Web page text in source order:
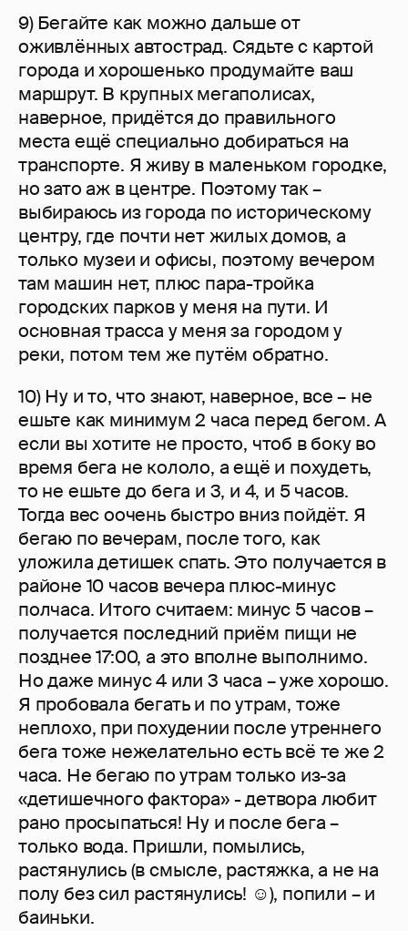
9) Бегайте как можно дальше от
оживлённых автострад. Сядьте с картой
города и хорошенько продумайте ваш
маршрут. В крупных мегаполисах,
наверное, придётся до правильного
места ещё специально добираться на
транспорте. Я живу в маленьком городке,
но зато аж в центре. Поэтому так –
выбираюсь из города по историческому
центру, где почти нет жилых домов, а
только музеи и офисы, поэтому вечером
там машин нет, плюс пара-тройка
городских парков у меня на пути. И
основная трасса у меня за городом у
реки, потом тем же путём обратно.
10) Ну и то, что знают, наверное, все – не
ешьте как минимум 2 часа перед бегом. А
если вы хотите не просто, чтоб в боку во
время бега не кололо, а ещё и похудеть,
то не ешьте до бега и 3, и 4, и 5 часов.
Тогда вес оочень быстро вниз пойдёт. Я
бегаю по вечерам, после того, как
уложила детишек спать. Это получается в
районе 10 часов вечера плюс-минус
полчаса. Итого считаем: минус 5 часов –
получается последний приём пищи не
позднее 17:00, а это вполне выполнимо.
Но даже минус 4 или 3 часа – уже хорошо.
Я пробовала бегать и по утрам, тоже
неплохо, при похудении после утреннего
бега тоже нежелательно есть всё те же 2
часа. Не бегаю по утрам только из-за
«детишечного фактора» - детвора любит
рано просыпаться! Ну и после бега –
только вода. Пришли, помылись,
растянулись (в смысле, растяжка, а не на
полу без сил растянулись! ☺), попили – и
баиньки.